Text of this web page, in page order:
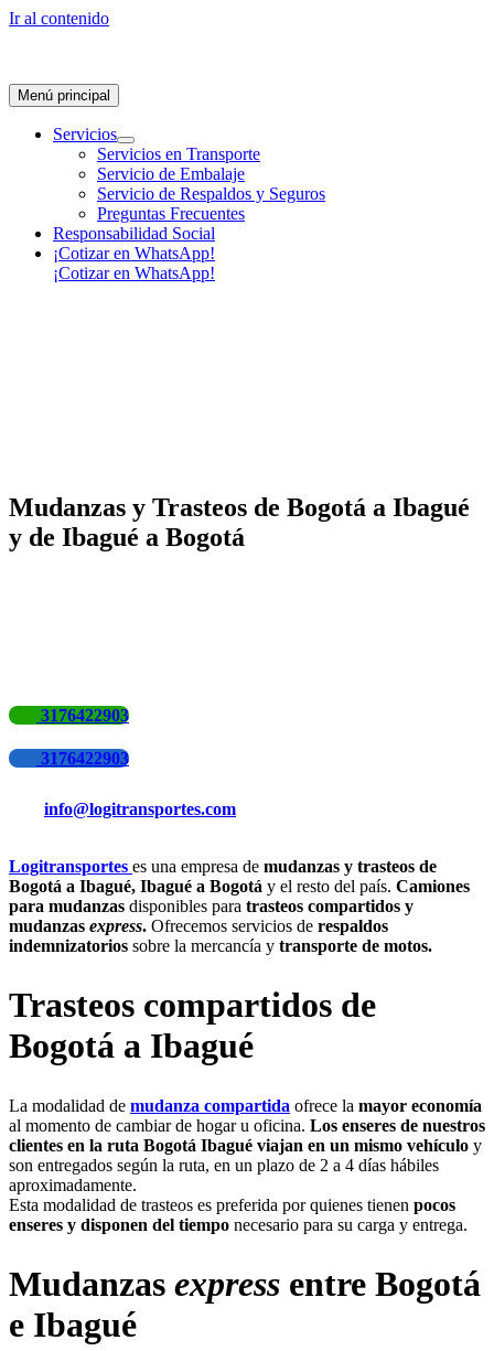
Ir al contenido
Menú principal
Servicios
Servicios en Transporte
Servicio de Embalaje
Servicio de Respaldos y Seguros
Preguntas Frecuentes
Responsabilidad Social
¡Cotizar en WhatsApp!
¡Cotizar en WhatsApp!
Mudanzas y Trasteos de Bogotá a Ibagué
y de Ibagué a Bogotá
3176422903
3176422903
info@logitransportes.com
Logitransportes es una empresa de mudanzas y trasteos de
Bogotá a Ibagué, Ibagué a Bogotá y el resto del país. Camiones
para mudanzas disponibles para trasteos compartidos y
mudanzas express. Ofrecemos servicios de respaldos
indemnizatorios sobre la mercancía y transporte de motos.
Trasteos compartidos de
Bogotá a Ibagué
La modalidad de mudanza compartida ofrece la mayor economía
al momento de cambiar de hogar u oficina. Los enseres de nuestros
clientes en la ruta Bogotá Ibagué viajan en un mismo vehículo y
son entregados según la ruta, en un plazo de 2 a 4 días hábiles
aproximadamente.
Esta modalidad de trasteos es preferida por quienes tienen pocos
enseres y disponen del tiempo necesario para su carga y entrega.
Mudanzas express entre Bogotá
e Ibagué